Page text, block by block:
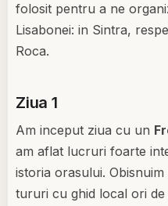
folosit pentru a ne
Lisabonei: in Sintra,
Roca.
Ziua 1
Am inceput ziua cu un
am aflat lucruri foarte
istoria orasului.
tururi cu ghid local ori